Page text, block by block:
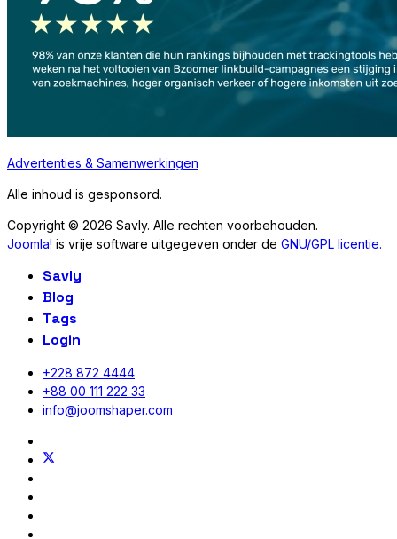
Advertenties & Samenwerkingen
Alle inhoud is gesponsord.
Copyright © 2026 Savly. Alle rechten voorbehouden.
Joomla! is vrije software uitgegeven onder de GNU/GPL licentie.
Savly
Blog
Tags
Login
+228 872 4444
+88 00 111 222 33
info@joomshaper.com